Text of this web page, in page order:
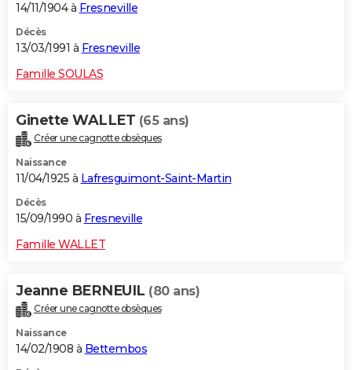
14/11/1904 à Fresneville
Décès
13/03/1991 à Fresneville
Famille SOULAS
Ginette WALLET (65 ans)
Créer une cagnotte obsèques
Naissance
11/04/1925 à Lafresguimont-Saint-Martin
Décès
15/09/1990 à Fresneville
Famille WALLET
Jeanne BERNEUIL (80 ans)
Créer une cagnotte obsèques
Naissance
14/02/1908 à Bettembos